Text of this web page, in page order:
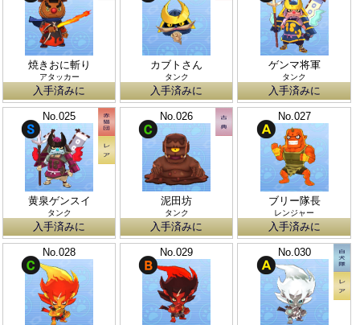
焼きおに斬り
アタッカー
入手済みに
カブトさん
タンク
入手済みに
ゲンマ将軍
タンク
入手済みに
No.025
黄泉ゲンスイ
タンク
入手済みに
No.026
泥田坊
タンク
入手済みに
No.027
ブリー隊長
レンジャー
入手済みに
No.028 No.029 No.030